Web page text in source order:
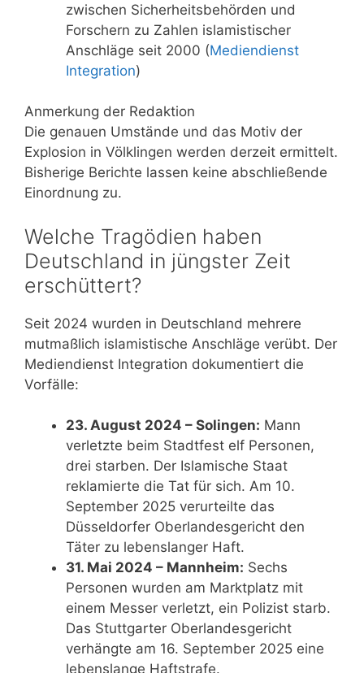
zwischen Sicherheitsbehörden und
Forschern zu Zahlen islamistischer
Anschläge seit 2000 (Mediendienst
Integration)
Anmerkung der Redaktion
Die genauen Umstände und das Motiv der
Explosion in Völklingen werden derzeit ermittelt.
Bisherige Berichte lassen keine abschließende
Einordnung zu.
Welche Tragödien haben
Deutschland in jüngster Zeit
erschüttert?
Seit 2024 wurden in Deutschland mehrere
mutmaßlich islamistische Anschläge verübt. Der
Mediendienst Integration dokumentiert die
Vorfälle:
23. August 2024 – Solingen: Mann
verletzte beim Stadtfest elf Personen,
drei starben. Der Islamische Staat
reklamierte die Tat für sich. Am 10.
September 2025 verurteilte das
Düsseldorfer Oberlandesgericht den
Täter zu lebenslanger Haft.
31. Mai 2024 – Mannheim: Sechs
Personen wurden am Marktplatz mit
einem Messer verletzt, ein Polizist starb.
Das Stuttgarter Oberlandesgericht
verhängte am 16. September 2025 eine
lebenslange Haftstrafe.